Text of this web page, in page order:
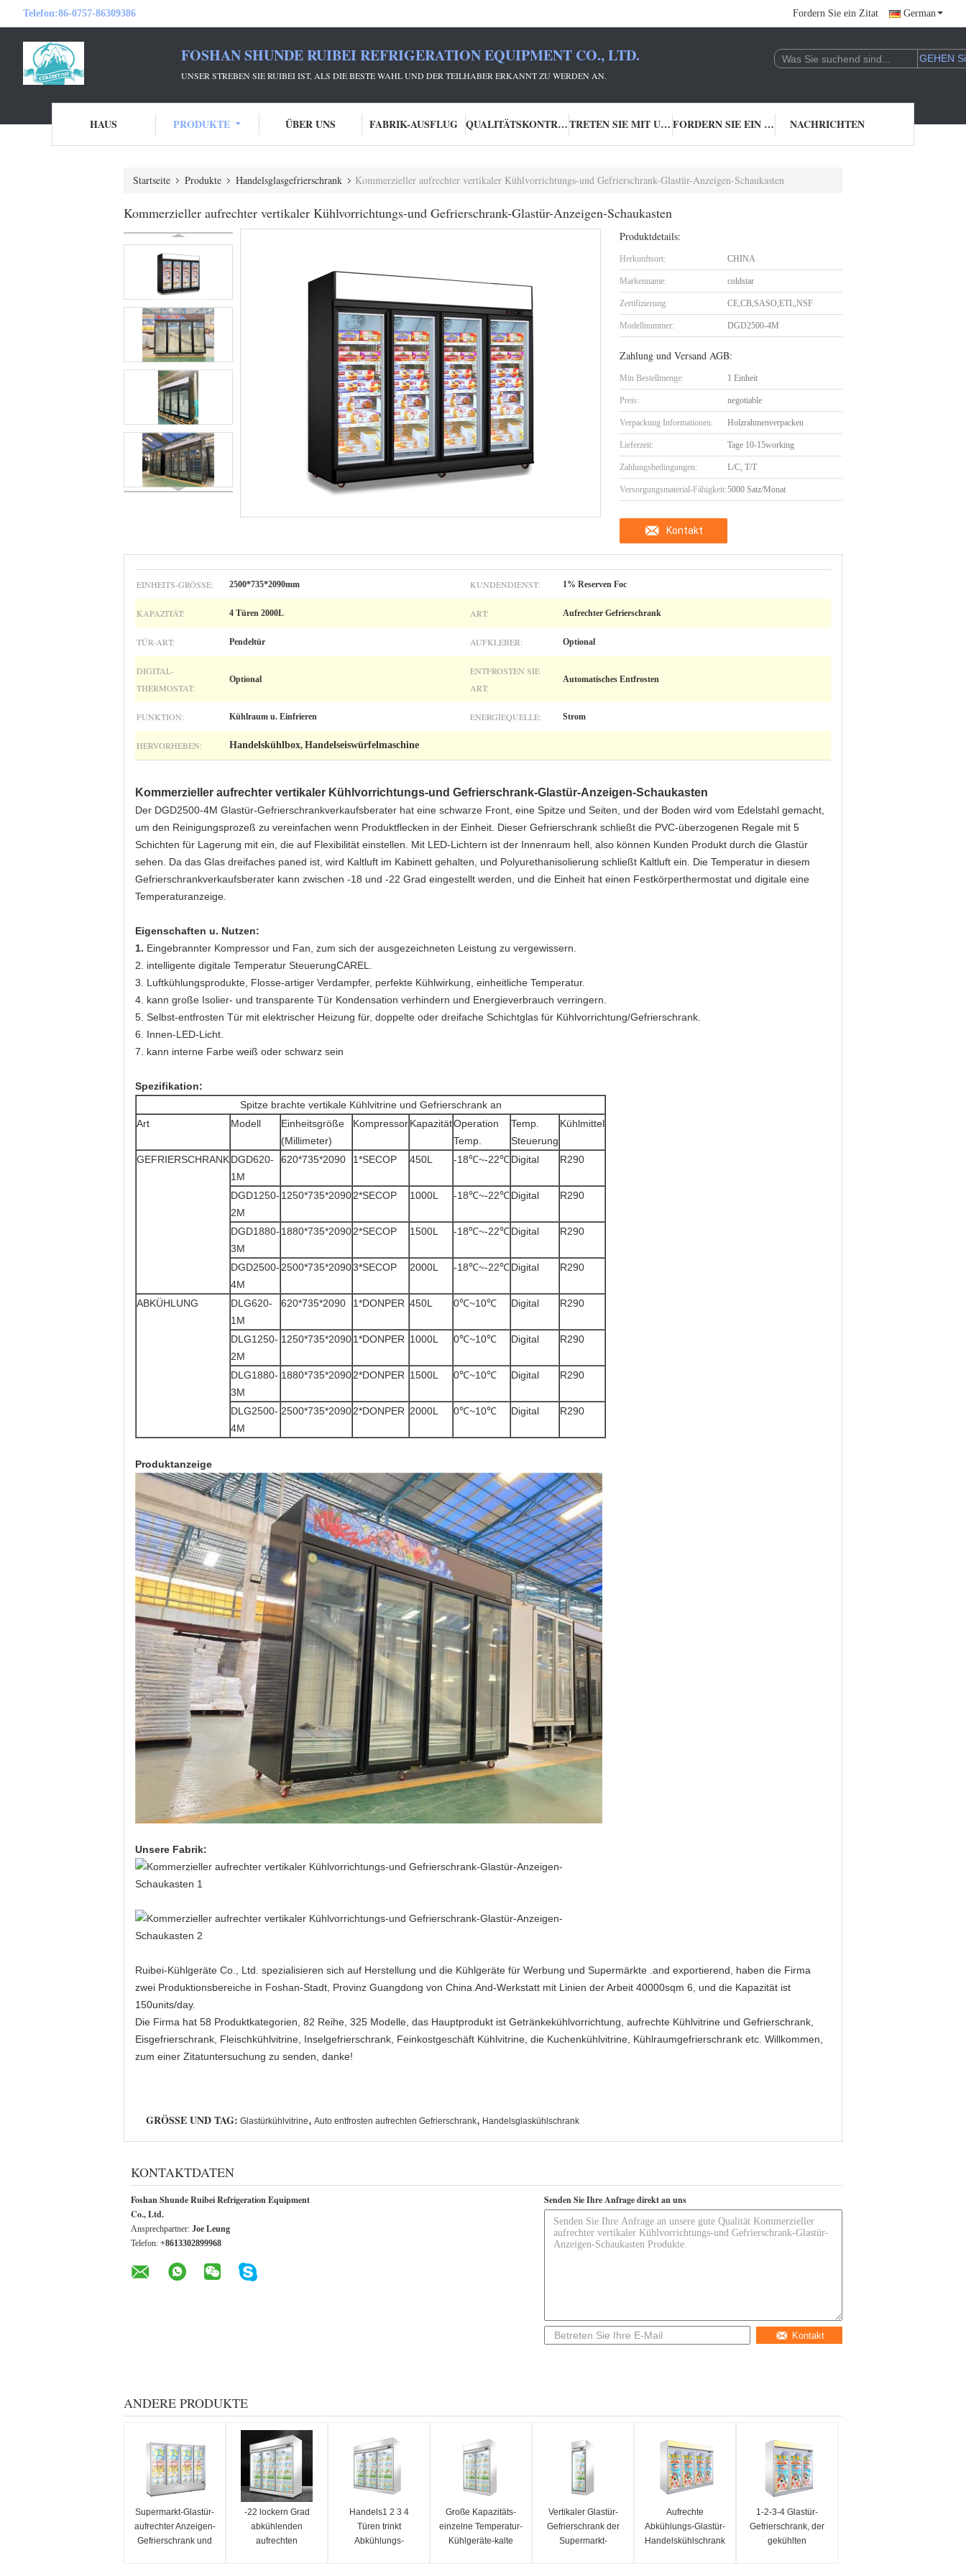
Telefon:86-0757-86309386 Fordern Sie ein Zitat German
FOSHAN SHUNDE RUIBEI REFRIGERATION EQUIPMENT CO., LTD.
UNSER STREBEN SIE RUIBEI IST, ALS DIE BESTE WAHL UND DER TEILHABER ERKANNT ZU WERDEN AN.
HAUS PRODUKTE ÜBER UNS FABRIK-AUSFLUG QUALITÄTSKONTROLLE TRETEN SIE MIT UNS IN VERBINDUNG FORDERN SIE EIN ZITAT NACHRICHTEN
Startseite Produkte Handelsglasgefrierschrank Kommerzieller aufrechter vertikaler Kühlvorrichtungs-und Gefrierschrank-Glastür-Anzeigen-Schaukasten
Kommerzieller aufrechter vertikaler Kühlvorrichtungs-und Gefrierschrank-Glastür-Anzeigen-Schaukasten
Produktdetails:
Herkunftsort: CHINA
Markenname: coldstar
Zertifizierung: CE,CB,SASO,ETL,NSF
Modellnummer: DGD2500-4M
Zahlung und Versand AGB:
Min Bestellmenge: 1 Einheit
Preis: negotiable
Verpackung Informationen: Holzrahmenverpacken
Lieferzeit: Tage 10-15working
Zahlungsbedingungen: L/C, T/T
Versorgungsmaterial-Fähigkeit:5000 Satz/Monat
Kontakt
EINHEITS-GRÖSSE: 2500*735*2090mm KUNDENDIENST: 1% Reserven Foc
KAPAZITÄT: 4 Türen 2000L ART: Aufrechter Gefrierschrank
TÜR-ART: Pendeltür AUFKLEBER: Optional
DIGITAL-
THERMOSTAT:
Optional
ENTFROSTEN SIE
ART:
Automatisches Entfrosten
FUNKTION: Kühlraum u. Einfrieren ENERGIEQUELLE: Strom
HERVORHEBEN: Handelskühlbox, Handelseiswürfelmaschine
Kommerzieller aufrechter vertikaler Kühlvorrichtungs-und Gefrierschrank-Glastür-Anzeigen-Schaukasten
Der DGD2500-4M Glastür-Gefrierschrankverkaufsberater hat eine schwarze Front, eine Spitze und Seiten, und der Boden wird vom Edelstahl gemacht,
um den Reinigungsprozeß zu vereinfachen wenn Produktflecken in der Einheit. Dieser Gefrierschrank schließt die PVC-überzogenen Regale mit 5
Schichten für Lagerung mit ein, die auf Flexibilität einstellen. Mit LED-Lichtern ist der Innenraum hell, also können Kunden Produkt durch die Glastür
sehen. Da das Glas dreifaches paned ist, wird Kaltluft im Kabinett gehalten, und Polyurethanisolierung schließt Kaltluft ein. Die Temperatur in diesem
Gefrierschrankverkaufsberater kann zwischen -18 und -22 Grad eingestellt werden, und die Einheit hat einen Festkörperthermostat und digitale eine
Temperaturanzeige.
Eigenschaften u. Nutzen:
1. Eingebrannter Kompressor und Fan, zum sich der ausgezeichneten Leistung zu vergewissern.
2. intelligente digitale Temperatur SteuerungCAREL.
3. Luftkühlungsprodukte, Flosse-artiger Verdampfer, perfekte Kühlwirkung, einheitliche Temperatur.
4. kann große Isolier- und transparente Tür Kondensation verhindern und Energieverbrauch verringern.
5. Selbst-entfrosten Tür mit elektrischer Heizung für, doppelte oder dreifache Schichtglas für Kühlvorrichtung/Gefrierschrank.
6. Innen-LED-Licht.
7. kann interne Farbe weiß oder schwarz sein
Spezifikation:
Spitze brachte vertikale Kühlvitrine und Gefrierschrank an
Art
Modell
Einheitsgröße
(Millimeter)
KompressorKapazitätOperation
Temp.
Temp.
Steuerung
Kühlmittel
GEFRIERSCHRANKDGD620-
1M
620*735*2090 1*SECOP 450L -18℃~-22℃Digital R290
DGD1250-
2M
1250*735*20902*SECOP 1000L -18℃~-22℃Digital R290
DGD1880-
3M
1880*735*20902*SECOP 1500L -18℃~-22℃Digital R290
DGD2500-
4M
2500*735*20903*SECOP 2000L -18℃~-22℃Digital R290
ABKÜHLUNG
DLG620-
1M
620*735*2090 1*DONPER 450L 0℃~10℃ Digital R290
DLG1250-
2M
1250*735*20901*DONPER 1000L 0℃~10℃ Digital R290
DLG1880-
3M
1880*735*20902*DONPER 1500L 0℃~10℃ Digital R290
DLG2500-
4M
2500*735*20902*DONPER 2000L 0℃~10℃ Digital R290
Produktanzeige
Unsere Fabrik:
Ruibei-Kühlgeräte Co., Ltd. spezialisieren sich auf Herstellung und die Kühlgeräte für Werbung und Supermärkte .and exportierend, haben die Firma
zwei Produktionsbereiche in Foshan-Stadt, Provinz Guangdong von China.And-Werkstatt mit Linien der Arbeit 40000sqm 6, und die Kapazität ist
150units/day.
Die Firma hat 58 Produktkategorien, 82 Reihe, 325 Modelle, das Hauptprodukt ist Getränkekühlvorrichtung, aufrechte Kühlvitrine und Gefrierschrank,
Eisgefrierschrank, Fleischkühlvitrine, Inselgefrierschrank, Feinkostgeschäft Kühlvitrine, die Kuchenkühlvitrine, Kühlraumgefrierschrank etc. Willkommen,
zum einer Zitatuntersuchung zu senden, danke!
GRÖSSE UND TAG: Glastürkühlvitrine, Auto entfrosten aufrechten Gefrierschrank, Handelsglaskühlschrank
KONTAKTDATEN
Foshan Shunde Ruibei Refrigeration Equipment
Co., Ltd.
Ansprechpartner: Joe Leung
Telefon: +8613302899968
Senden Sie Ihre Anfrage direkt an uns
Kontakt
ANDERE PRODUKTE
Supermarkt-Glastür-
aufrechter Anzeigen-
Gefrierschrank und
-22 lockern Grad
abkühlenden
aufrechten
Handels1 2 3 4
Türen trinkt
Abkühlungs-
Große Kapazitäts-
einzelne Temperatur-
Kühlgeräte-kalte
Vertikaler Glastür-
Gefrierschrank der
Supermarkt-
Aufrechte
Abkühlungs-Glastür-
Handelskühlschrank
1-2-3-4 Glastür-
Gefrierschrank, der
gekühlten